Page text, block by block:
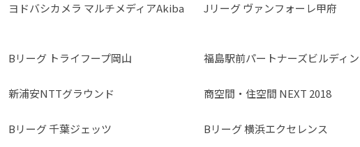
ヨドバシカメラ マルチメディアAkiba Jリーグ ヴァンフォーレ甲府
Bリーグ トライフープ岡山 福島駅前パートナーズビルディ
新浦安NTTグラウンド 商空間・住空間 NEXT 2018
Bリーグ 千葉ジェッツ Bリーグ 横浜エクセレンス